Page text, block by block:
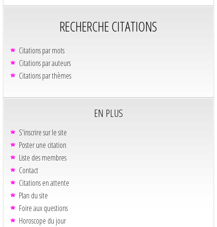
RECHERCHE CITATIONS
Citations par mots
Citations par auteurs
Citations par thèmes
EN PLUS
S'inscrire sur le site
Poster une citation
Liste des membres
Contact
Citations en attente
Plan du site
Foire aux questions
Horoscope du jour